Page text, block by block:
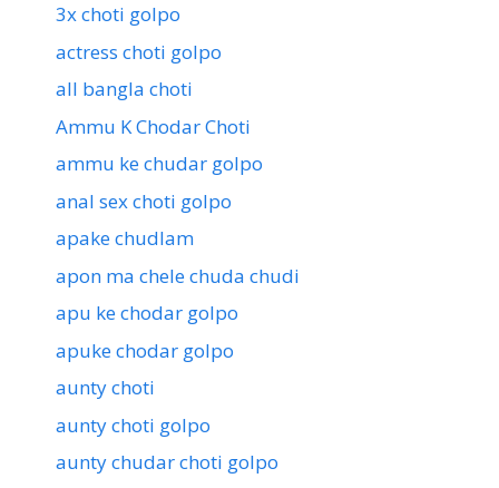
3x choti golpo
actress choti golpo
all bangla choti
Ammu K Chodar Choti
ammu ke chudar golpo
anal sex choti golpo
apake chudlam
apon ma chele chuda chudi
apu ke chodar golpo
apuke chodar golpo
aunty choti
aunty choti golpo
aunty chudar choti golpo